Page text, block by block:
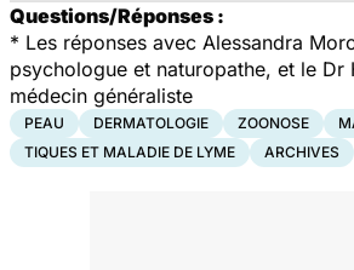
Questions/Réponses :
* Les réponses avec Alessandra
psychologue et naturopathe, et le Dr
médecin généraliste
PEAU DERMATOLOGIE ZOONOSE
TIQUES ET MALADIE DE LYME
ARCHIVES